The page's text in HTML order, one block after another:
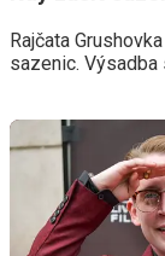
Rajčata
sazenic.